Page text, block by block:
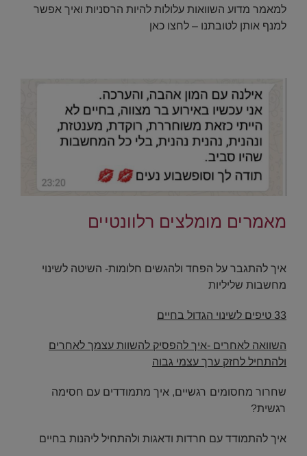
למאמר מדוע השוואות עלולות להיות הרסניות ואיך אפשר
למנף אותן לטובתנו – לחצו כאן
מאמרים מומלצים רלוונטיים
איך להתגבר על הפחד ולהגשים חלומות- השיטה לשינוי
מחשבות שליליות
33 טיפים לשינוי הגדול בחיים
השוואה לאחרים -איך להפסיק להשוות עצמך לאחרים
ולהתחיל לחזק ערך עצמי גבוה
שחרור מחסומים רגשיים, איך מתמודדים עם חסימה
רגשית?
איך להתמודד עם חרדות ודאגות ולהתחיל ליהנות בחיים